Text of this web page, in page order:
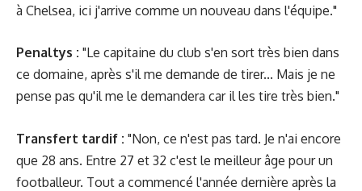
à Chelsea, ici j'arrive comme un nouveau dans l'équipe."
Penaltys : "Le capitaine du club s'en sort très bien dans
ce domaine, après s'il me demande de tirer... Mais je ne
pense pas qu'il me le demandera car il les tire très bien."
Transfert tardif : "Non, ce n'est pas tard. Je n'ai encore
que 28 ans. Entre 27 et 32 c'est le meilleur âge pour un
footballeur. Tout a commencé l'année dernière après la